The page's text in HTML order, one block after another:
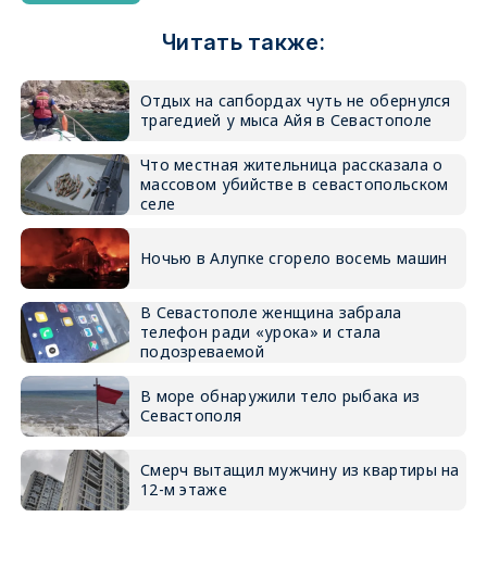
Читать также:
Отдых на сапбордах чуть не обернулся
трагедией у мыса Айя в Севастополе
Что местная жительница рассказала о
массовом убийстве в севастопольском
селе
Ночью в Алупке сгорело восемь машин
В Севастополе женщина забрала
телефон ради «урока» и стала
подозреваемой
В море обнаружили тело рыбака из
Севастополя
Смерч вытащил мужчину из квартиры на
12-м этаже